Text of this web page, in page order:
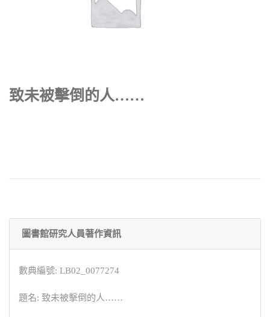
致未被擊倒的人……
圖書館研究人員著作資訊
數典編號: LB02_0077274
題名: 致未被擊倒的人……